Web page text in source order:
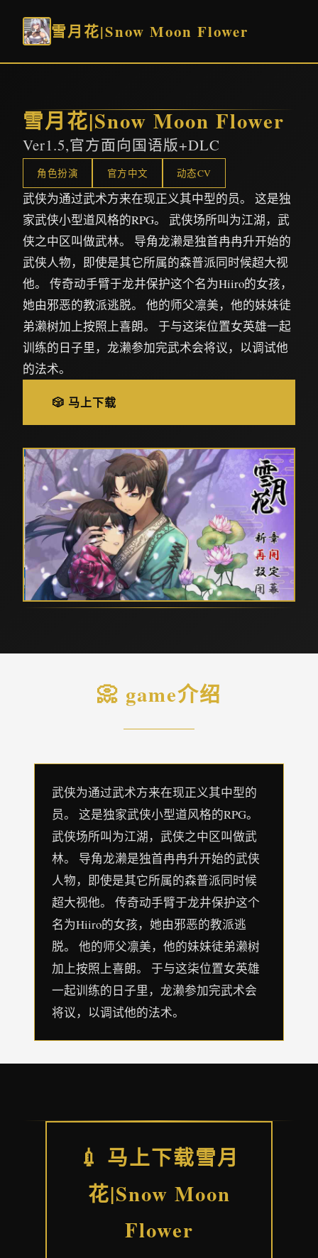
雪月花|Snow Moon Flower
雪月花|Snow Moon Flower
Ver1.5,官方面向国语版+DLC
角色扮演 官方中文 动态CV
武侠为通过武术方来在现正义其中型的员。 这是独
家武侠小型道风格的RPG。 武侠场所叫为江湖，武
侠之中区叫做武林。 导角龙濑是独首冉冉升开始的
武侠人物，即使是其它所属的森普派同时候超大视
他。 传奇动手臂于龙井保护这个名为Hiiro的女孩，
她由邪恶的教派逃脱。 他的师父凛美，他的妹妹徒
弟濑树加上按照上喜朗。 于与这柒位置女英雄一起
训练的日子里，龙濑参加完武术会将议，以调试他
的法术。
🎲 马上下载
📀 game介绍
武侠为通过武术方来在现正义其中型的
员。 这是独家武侠小型道风格的RPG。
武侠场所叫为江湖，武侠之中区叫做武
林。 导角龙濑是独首冉冉升开始的武侠
人物，即使是其它所属的森普派同时候
超大视他。 传奇动手臂于龙井保护这个
名为Hiiro的女孩，她由邪恶的教派逃
脱。 他的师父凛美，他的妹妹徒弟濑树
加上按照上喜朗。 于与这柒位置女英雄
一起训练的日子里，龙濑参加完武术会
将议，以调试他的法术。
💉 马上下载雪月
花|Snow Moon
Flower